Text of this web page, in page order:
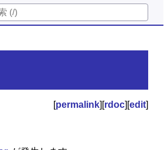
[permalink][rdoc][edit]